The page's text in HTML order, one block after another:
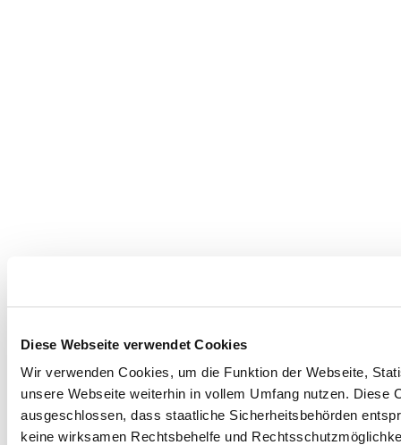
Diese Webseite verwendet Cookies
Wir verwenden Cookies, um die Funktion der Webseite,
unsere Webseite weiterhin in vollem Umfang nutzen.
ausgeschlossen, dass staatliche Sicherheitsbehörden
keine wirksamen Rechtsbehelfe und